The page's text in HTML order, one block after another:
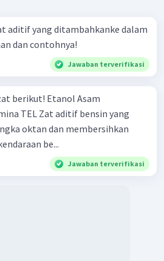
aditif yang ditambahkanke dalam
dan contohnya!
Jawaban terverifikasi
Etanol Asam
oktan dan membersihkan
be...
Jawaban terverifikasi